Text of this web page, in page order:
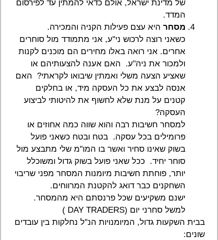
של מדינת ישראל, אולם כדאי להמתין עד לפירסום
המדד.
מסחר היא עצם פעילות הקניה והמכירה.
כשאני רוצה לרכוש ני"ע, אני מתמודד מול סוחרים
אחרים. אני רואה באלו מחירים הם מוכנים לקנות
ולמכור את ניה"ע. האם אענה להצעותיהם או
שאציע הצעה משלי ואמתין שיבואו לקראתי? האם
אנסה לבצע את כל העסקה מיד, או בחלקים
קטנים על מנת שלא לחשוף את להיטותי לביצוע
העסקה?
למסחר חשיבות רבה והוא שווה כמה אחוזים או
פרומילים בכל עסקה. בטח ובטח כשאני פועל
בשוק שאינו סחיר ואשר בו המו"מ שלי מתבצע מול
סוחר יחיד. ככל שאני פועל בשוק גדול ומשוכלל
יותר, פוחתת חשיבות מיומנות המסחר מפני שריבוי
השחקנים כבר דואג להקטנת המרווחים.
ישנם משקיעים שכל פרנסתם היא מהמסחר.
למשל סחרני יום (DAY TRADERS )
בבית השקעות גדול, המיומנויות הנ"ל נחלקות בין עובדים
שונים: